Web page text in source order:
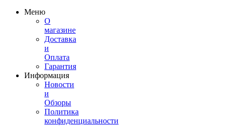
Меню
О
магазине
Доставка
и
Оплата
Гарантия
Информация
Новости
и
Обзоры
Политика
конфиденциальности